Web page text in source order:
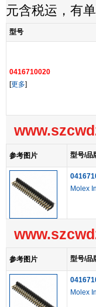
元含税运，有
型号
0416710020
[更多]
参考图片 型号/品
Molex
参考图片 型号/品
Molex